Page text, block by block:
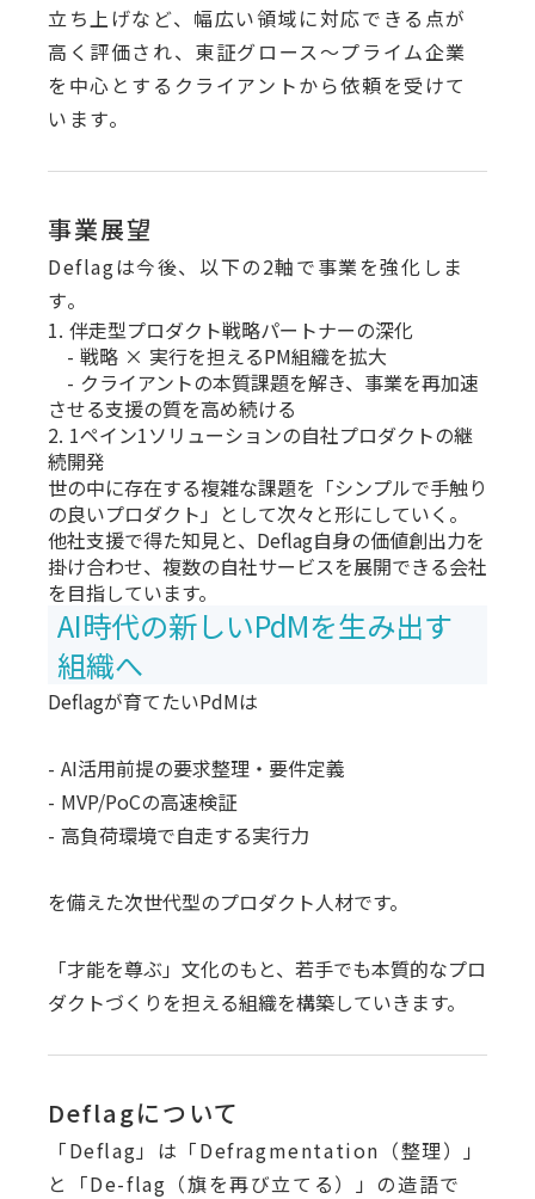
立ち上げなど、幅広い領域に対応できる点が
高く評価され、東証グロース〜プライム企業
を中心とするクライアントから依頼を受けて
います。
事業展望
Deflagは今後、以下の2軸で事業を強化しま
す。
1. 伴走型プロダクト戦略パートナーの深化
- 戦略 × 実行を担えるPM組織を拡大
- クライアントの本質課題を解き、事業を再加速
させる支援の質を高め続ける
2. 1ペイン1ソリューションの自社プロダクトの継
続開発
世の中に存在する複雑な課題を「シンプルで手触り
の良いプロダクト」として次々と形にしていく。
他社支援で得た知見と、Deflag自身の価値創出力を
掛け合わせ、複数の自社サービスを展開できる会社
を目指しています。
AI時代の新しいPdMを生み出す
組織へ
Deflagが育てたいPdMは
- AI活用前提の要求整理・要件定義
- MVP/PoCの高速検証
- 高負荷環境で自走する実行力
を備えた次世代型のプロダクト人材です。
「才能を尊ぶ」文化のもと、若手でも本質的なプロ
ダクトづくりを担える組織を構築していきます。
Deflagについて
「Deflag」は「Defragmentation（整理）」
と「De-flag（旗を再び立てる）」の造語で